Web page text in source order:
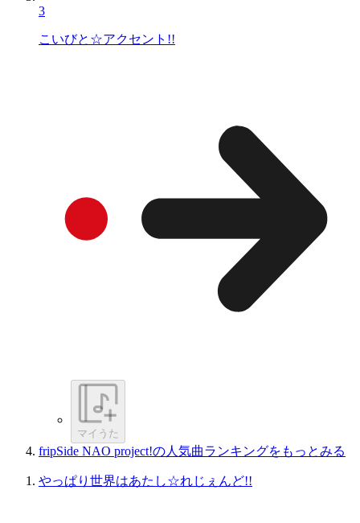
3
こいびと☆アクセント!!
マイうた
fripSide NAO project!の人気曲ランキングをもっとみる
やっぱり世界はあたし☆れじぇんど!!